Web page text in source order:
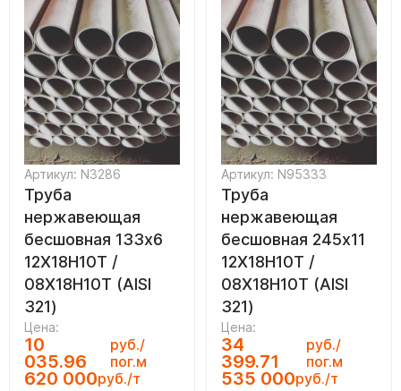
Артикул: N3286
Труба
нержавеющая
бесшовная 133х6
12Х18Н10Т /
08Х18Н10Т (AISI
321)
Цена:
10
035.96
руб./
пог.м
620 000руб./т
Артикул: N95333
Труба
нержавеющая
бесшовная 245х11
12Х18Н10Т /
08Х18Н10Т (AISI
321)
Цена:
34
399.71
руб./
пог.м
535 000руб./т